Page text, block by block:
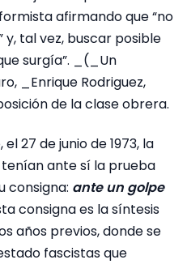
afirmando que “no
tal vez, buscar posible
surgía”. _(_Un
_Enrique Rodriguez,
de la clase obrera.
27 de junio de 1973, la
ante sí la prueba
consigna: ante un golpe
consigna es la síntesis
años previos, donde se
fascistas que